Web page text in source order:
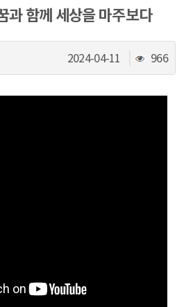
과 함께 세상을 마주보다
2024-04-11
조
회
966